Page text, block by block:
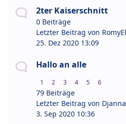
2ter Kaiserschnitt
0 Beiträge
Letzter Beitrag von
25. Dez 2020 13:09
Hallo an alle
1 2 3 4 5 6
79 Beiträge
Letzter Beitrag von
3. Sep 2020 10:36